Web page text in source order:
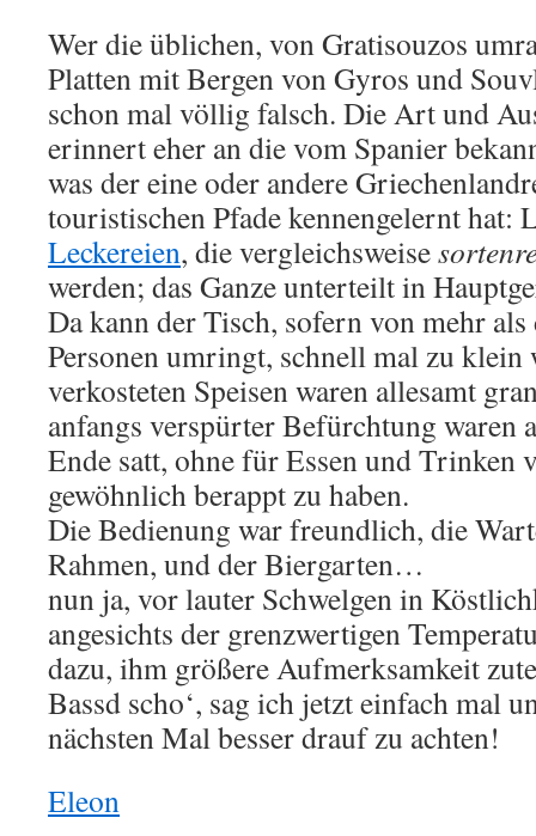
Wer die üblichen, von Gratisouzos
Platten mit Bergen von Gyros und
schon mal völlig falsch. Die Art und
erinnert eher an die vom Spanier
was der eine oder andere
touristischen Pfade kennengelernt hat:
Leckereien, die vergleichsweise
werden; das Ganze unterteilt in
Da kann der Tisch, sofern von mehr
Personen umringt, schnell mal zu klein
verkosteten Speisen waren allesamt
anfangs verspürter Befürchtung waren
Ende satt, ohne für Essen und Trinken
gewöhnlich berappt zu haben.
Die Bedienung war freundlich, die
Rahmen, und der Biergarten…
nun ja, vor lauter Schwelgen in
angesichts der grenzwertigen
dazu, ihm größere Aufmerksamkeit
Bassd scho‘, sag ich jetzt einfach mal
nächsten Mal besser drauf zu achten!
Eleon